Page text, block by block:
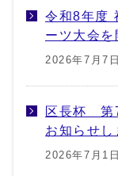
令和8年度
ーツ大会を
2026年7月7日
区長杯 第
お知らせし
2026年7月1日